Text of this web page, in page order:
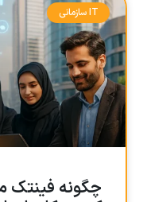
IT سازمانی
چگونه فینتک